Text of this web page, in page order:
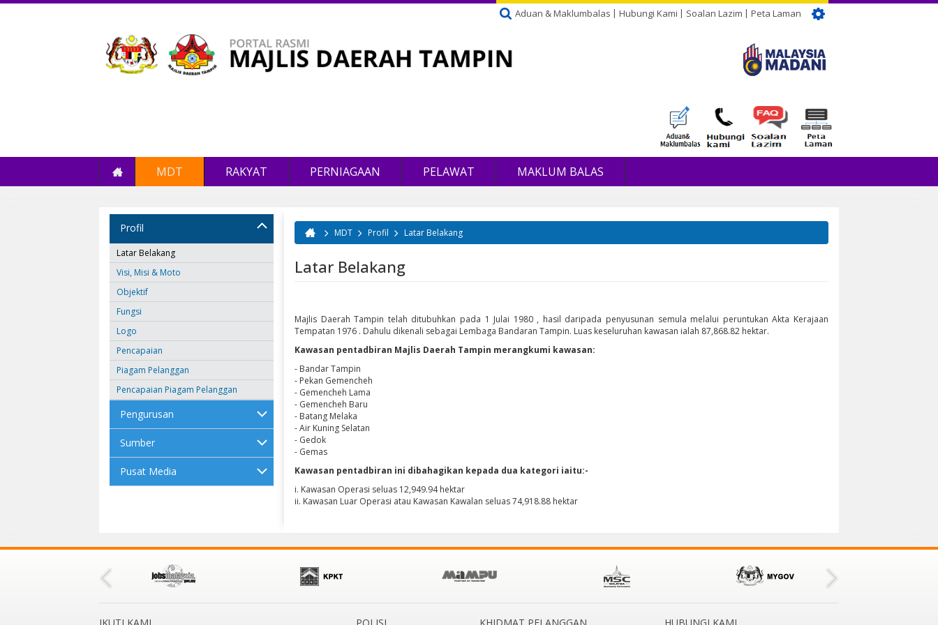
Aduan & Maklumbalas Hubungi Kami Soalan Lazim Peta Laman
MDT RAKYAT PERNIAGAAN PELAWAT MAKLUM BALAS
Profil
Latar Belakang
Visi, Misi & Moto
Objektif
Fungsi
Logo
Pencapaian
Piagam Pelanggan
Pencapaian Piagam Pelanggan
Pengurusan
Sumber
Pusat Media
Anda di sini
MDT Profil Latar Belakang
Latar Belakang
Majlis Daerah Tampin telah ditubuhkan pada 1 Julai 1980 , hasil daripada penyusunan semula melalui peruntukan Akta Kerajaan
Tempatan 1976 . Dahulu dikenali sebagai Lembaga Bandaran Tampin. Luas keseluruhan kawasan ialah 87,868.82 hektar.
Kawasan pentadbiran Majlis Daerah Tampin merangkumi kawasan:
- Bandar Tampin
- Pekan Gemencheh
- Gemencheh Lama
- Gemencheh Baru
- Batang Melaka
- Air Kuning Selatan
- Gedok
- Gemas
Kawasan pentadbiran ini dibahagikan kepada dua kategori iaitu:-
i. Kawasan Operasi seluas 12,949.94 hektar
ii. Kawasan Luar Operasi atau Kawasan Kawalan seluas 74,918.88 hektar